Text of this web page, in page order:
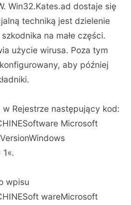
Win32.Kates.ad dostaje się
techniką jest dzielenie
na małe części.
użycie wirusa. Poza tym
aby później
w Rejestrze następujący kod:
Microsoft
wpisu
wareMicrosoft